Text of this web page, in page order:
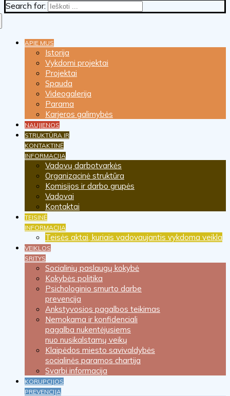
Search for:
APIE MUS
Istorija
Vykdomi projektai
Projektai
Spauda
Videogalerija
Parama
Karjeros galimybės
NAUJIENOS
STRUKTŪRA IR
KONTAKTINĖ
INFORMACIJA
Vadovų darbotvarkės
Organizacinė struktūra
Komisijos ir darbo grupės
Vadovai
Kontaktai
TEISINĖ
INFORMACIJA
Teisės aktai, kuriais vadovaujantis vykdoma veikla
VEIKLOS
SRITYS
Socialinių paslaugų kokybė
Kokybės politika
Psichologinio smurto darbe
prevencija
Ankstyvosios pagalbos teikimas
Nemokama ir konfidenciali
pagalba nukentėjusiems
nuo nusikalstamų veikų
Klaipėdos miesto savivaldybės
socialinės paramos chartija
Svarbi informacija
KORUPCIJOS
PREVENCIJA